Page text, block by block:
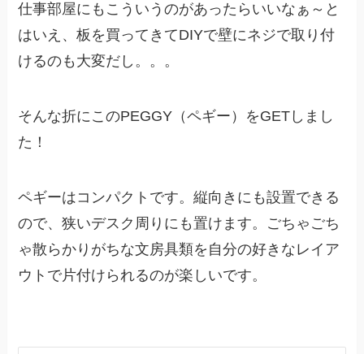
仕事部屋にもこういうのがあったらいいなぁ～と
はいえ、板を買ってきてDIYで壁にネジで取り付
けるのも大変だし。。。
そんな折にこのPEGGY（ペギー）をGETしまし
た！
ペギーはコンパクトです。縦向きにも設置できる
ので、狭いデスク周りにも置けます。ごちゃごち
ゃ散らかりがちな文房具類を自分の好きなレイア
ウトで片付けられるのが楽しいです。